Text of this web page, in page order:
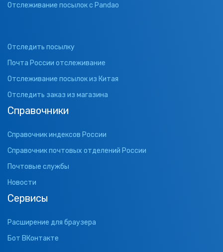
Отслеживание посылок с Pandao
Отследить посылку
Почта России отслеживание
Отслеживание посылок из Китая
Отследить заказ из магазина
Справочники
Справочник индексов России
Справочник почтовых отделений России
Почтовые службы
Новости
Сервисы
Расширение для браузера
Бот ВКонтакте